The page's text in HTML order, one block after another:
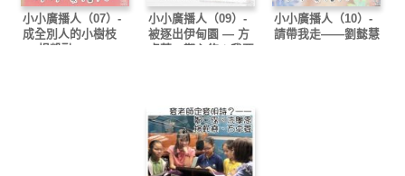
小小廣播人（07）-
成全別人的小樹枝
— 楊凱融
小小廣播人（09）-
被逐出伊甸園 — 方
卓菱、鄭心悠；我要
小小廣播人（10）-
請帶我走——劉懿慧